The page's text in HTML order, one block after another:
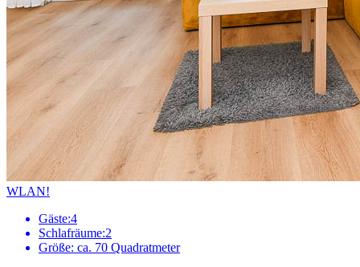
WLAN!
Gäste:4
Schlafräume:2
Größe: ca. 70 Quadratmeter